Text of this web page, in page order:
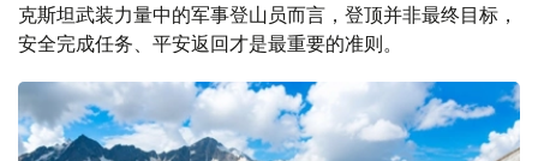
克斯坦武装力量中的军事登山员而言，登顶并非最终目标，
安全完成任务、平安返回才是最重要的准则。